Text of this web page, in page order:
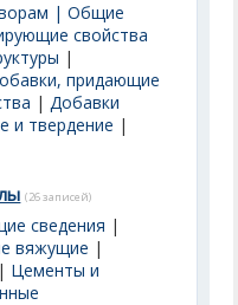
| Общие
свойства
|
придающие
|Добавки
и твердение |
(26 записей)
сведения |
вяжущие |
| Цементы и